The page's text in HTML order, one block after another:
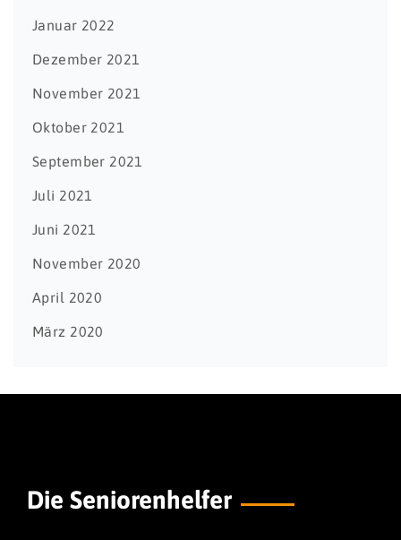
Januar 2022
Dezember 2021
November 2021
Oktober 2021
September 2021
Juli 2021
Juni 2021
November 2020
April 2020
März 2020
Die Seniorenhelfer